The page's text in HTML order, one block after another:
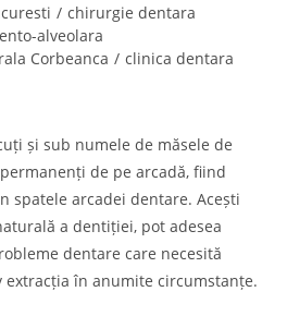
/ chirurgie dentara
alveolara
Corbeanca / clinica dentara
și sub numele de măsele de
de pe arcadă, fiind
spatele arcadei dentare. Acești
a dentiției, pot adesea
dentare care necesită
extracția în anumite circumstanțe.